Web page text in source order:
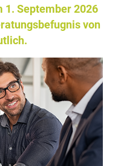
1. September 2026
von